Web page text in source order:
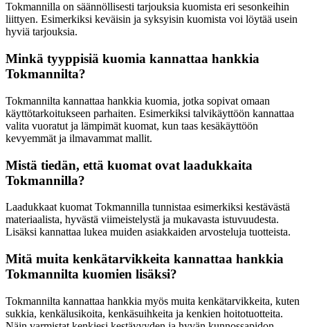
Tokmannilla on säännöllisesti tarjouksia kuomista eri sesonkeihin
liittyen. Esimerkiksi keväisin ja syksyisin kuomista voi löytää usein
hyviä tarjouksia.
Minkä tyyppisiä kuomia kannattaa hankkia
Tokmannilta?
Tokmannilta kannattaa hankkia kuomia, jotka sopivat omaan
käyttötarkoitukseen parhaiten. Esimerkiksi talvikäyttöön kannattaa
valita vuoratut ja lämpimät kuomat, kun taas kesäkäyttöön
kevyemmät ja ilmavammat mallit.
Mistä tiedän, että kuomat ovat laadukkaita
Tokmannilla?
Laadukkaat kuomat Tokmannilla tunnistaa esimerkiksi kestävästä
materiaalista, hyvästä viimeistelystä ja mukavasta istuvuudesta.
Lisäksi kannattaa lukea muiden asiakkaiden arvosteluja tuotteista.
Mitä muita kenkätarvikkeita kannattaa hankkia
Tokmannilta kuomien lisäksi?
Tokmannilta kannattaa hankkia myös muita kenkätarvikkeita, kuten
sukkia, kenkälusikoita, kenkäsuihkeita ja kenkien hoitotuotteita.